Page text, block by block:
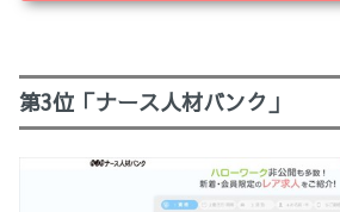
第3位「ナース人材バンク」